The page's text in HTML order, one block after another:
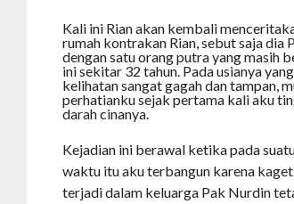
Kali ini Rian akan kembali
rumah kontrakan Rian, sebut saja dia
dengan satu orang putra yang masih
ini sekitar 32 tahun. Pada usianya
kelihatan sangat gagah dan tampan,
perhatianku sejak pertama kali aku
darah cinanya.
Kejadian ini berawal ketika pada
waktu itu aku terbangun karena
terjadi dalam keluarga Pak Nurdin